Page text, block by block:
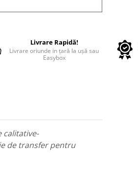
Livrare Rapidă!
Livrare oriunde in țară la ușă sau
Easybox
calitative-
de transfer pentru